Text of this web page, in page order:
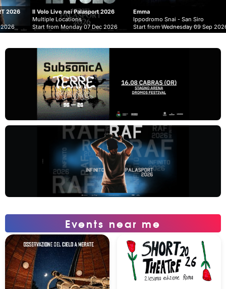
nei Palasport 2026
Monday 07 Dec 2026
Emma
Ippodromo Snai - San Siro
Start from Wednesday 09 Sep 2026
Multiple
Start from Friday
Events near me